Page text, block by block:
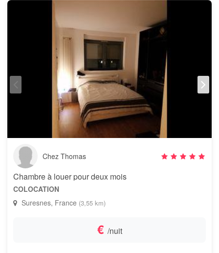
Chez Thomas
Chambre à louer pour deux mois
COLOCATION
Suresnes, France (3,55 km)
€ /nuit